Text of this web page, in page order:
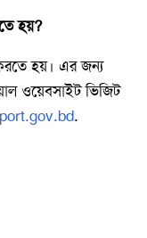
হয়?
হয়। এর জন্য
ওয়েবসাইট ভিজিট
.